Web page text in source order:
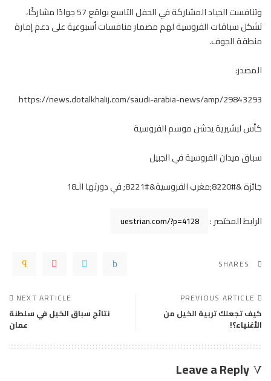
وتنافست الجياد المشاركة في الحفل التاسع بواقع 57 جوادًا مشاركًا،
تشكل سباقات الفروسية لهم مضمار منافسات أسبوعية على دعم إمارة
منطقة الجوف.
المصدر:
https://news.dotalkhalij.com/saudi-arabia-news/amp/29843293
كأس لبشيرية يدشن موسم الفروسية
سباق ميدان الفروسية في الجبيل
جائزة &#8220;مغرب الفروسية&#8221; في دورتها الـ18
الرابط المختصر :
SHARES
PREVIOUS ARTICLE
كيف تجعلك تربية الخيل من
الأغنياء؟!
NEXT ARTICLE
نتائج سباق الخيل في سلطنة
عمان
Leave a Reply